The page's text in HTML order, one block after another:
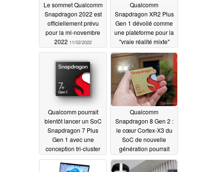
Le sommet Qualcomm
Snapdragon 2022 est
officiellement prévu
pour la mi-novembre
2022 11/02/2022
Qualcomm
Snapdragon XR2 Plus
Gen 1 dévoilé comme
une plateforme pour la
"vraie réalité mixte"
ainsi que pour le
matériel VR et AR de
nouvelle génération
10/12/2022
Qualcomm pourrait
bientôt lancer un SoC
Snapdragon 7 Plus
Gen 1 avec une
conception tri-cluster
Qualcomm
Snapdragon 8 Gen 2 :
le cœur Cortex-X3 du
SoC de nouvelle
génération pourrait
atteindre 3,5 GHz
09/16/2022